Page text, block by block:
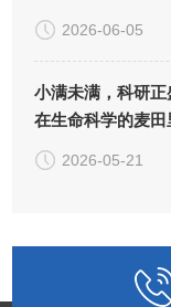
2026-06-05
小满未满，科研
在生命科学的麦
的"小小圆满"
2026-05-21